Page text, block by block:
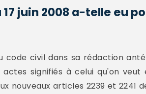
17 juin 2008 a-telle eu
civil dans sa rédaction
signifiés à celui qu'on
nouveaux articles 2239 et 2241